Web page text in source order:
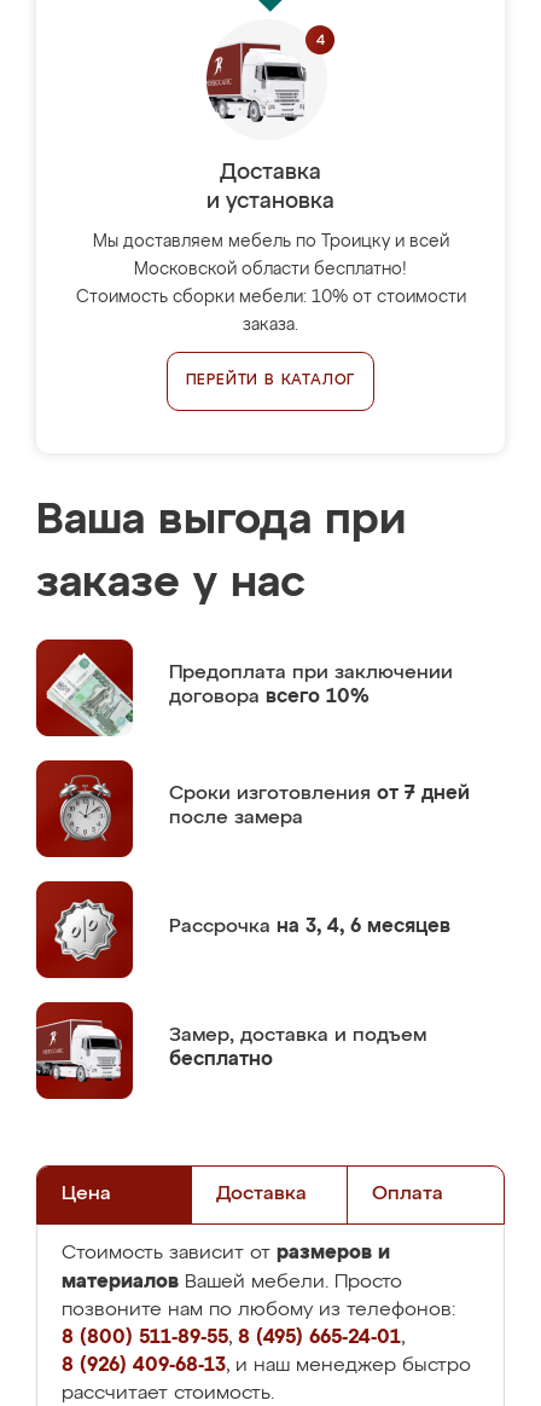
Доставка
и установка
Мы доставляем мебель по Троицку и всей
Московской области бесплатно!
Стоимость сборки мебели: 10% от стоимости
заказа.
ПЕРЕЙТИ В КАТАЛОГ
Ваша выгода при
заказе у нас
Предоплата при заключении
договора всего 10%
Сроки изготовления от 7 дней
после замера
Рассрочка на 3, 4, 6 месяцев
Замер, доставка и подъем
бесплатно
Цена Доставка Оплата
Стоимость зависит от размеров и
материалов Вашей мебели. Просто
позвоните нам по любому из телефонов:
8 (800) 511-89-55, 8 (495) 665-24-01,
8 (926) 409-68-13, и наш менеджер быстро
рассчитает стоимость.